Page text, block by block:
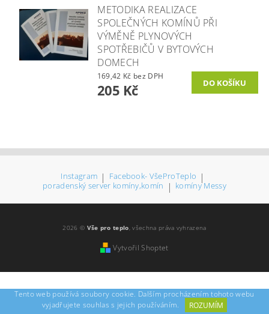
METODIKA REALIZACE
SPOLEČNÝCH KOMÍNŮ PŘI
VÝMĚNĚ PLYNOVÝCH
SPOTŘEBIČŮ V BYTOVÝCH
DOMECH
169,42 Kč bez DPH
205 Kč
Instagram | Facebook- VšeProTeplo |
poradenský server komíny,komín | komíny Messy
2026 © Vše pro teplo, všechna práva vyhrazena
Vytvořil Shoptet
Tento web používá soubory cookie. Dalším procházením tohoto webu
vyjadřujete souhlas s jejich používáním.
ROZUMÍM